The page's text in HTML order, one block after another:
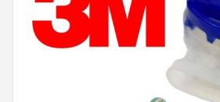
Onkruidbranders